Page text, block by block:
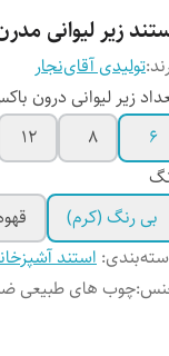
زیر لیوانی
تولیدی آقای‌نجار
زیر لیوانی درون
۶
۸ ۱۲
بی رنگ (کرم)
: استند
:چوب های طبیعی